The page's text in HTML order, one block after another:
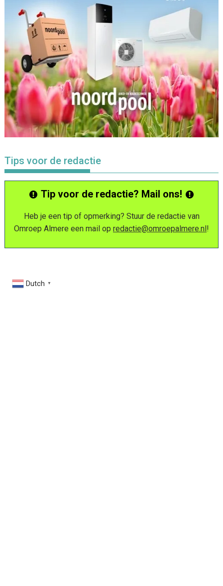
Tips voor de redactie
Tip voor de redactie? Mail ons!
Heb je een tip of opmerking? Stuur de redactie van
Omroep Almere een mail op redactie@omroepalmere.nl!
Dutch ▼